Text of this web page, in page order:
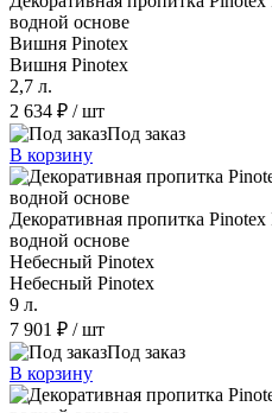
водной основе
Вишня Pinotex
Вишня Pinotex
2,7 л.
2 634 ₽ / шт
Под заказ
В корзину
Декоративная пропитка
водной основе
Небесный Pinotex
Небесный Pinotex
9 л.
7 901 ₽ / шт
Под заказ
В корзину